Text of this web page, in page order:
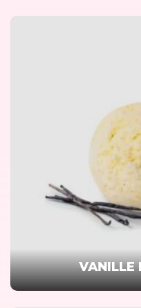
VANILLE